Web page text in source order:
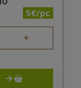
5€/pc
+